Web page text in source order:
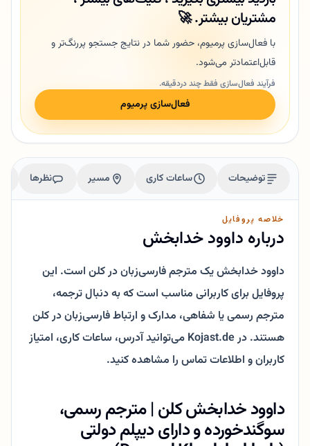
مشتریان بیشتر. 🚀
با فعال‌سازی پرمیوم، حضور شما در نتایج جستجو پررنگ‌تر و
قابل‌اعتمادتر می‌شود.
فرآیند فعال‌سازی فقط چند دردقیقه.
فعال‌سازی پرمیوم
توضیحات ساعات کاری مسیر نظرها
خلاصه پروفایل
درباره داوود خدابخش
داوود خدابخش یک مترجم فارسی‌زبان در کلن است. این
پروفایل برای کاربرانی مناسب است که به دنبال ترجمه،
مترجم رسمی یا شفاهی، مدارک و ارتباط فارسی‌زبان در کلن
هستند. در Kojast.de می‌توانید آدرس، ساعات کاری، امتیاز
کاربران و اطلاعات تماس را مشاهده کنید.
داوود خدابخش کلن | مترجم رسمی،
سوگندخورده و دارای دیپلم دولتی